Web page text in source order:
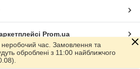
Prom.ua
неробочий час. Замовлення та
оброблені з 11:00 найближчого